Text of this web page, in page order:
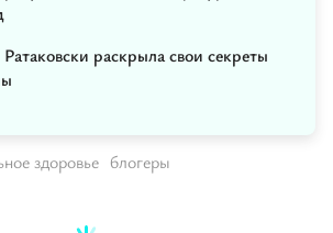
раскрыла свои секреты
здоровье блогеры